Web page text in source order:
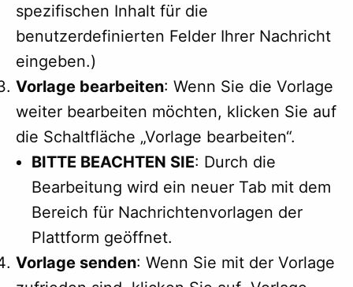
spezifischen Inhalt für die
benutzerdefinierten Felder Ihrer Nachricht
eingeben.)
Vorlage bearbeiten: Wenn Sie die Vorlage
weiter bearbeiten möchten, klicken Sie auf
die Schaltfläche „Vorlage bearbeiten“.
BITTE BEACHTEN SIE: Durch die
Bearbeitung wird ein neuer Tab mit dem
Bereich für Nachrichtenvorlagen der
Plattform geöffnet.
Vorlage senden: Wenn Sie mit der Vorlage